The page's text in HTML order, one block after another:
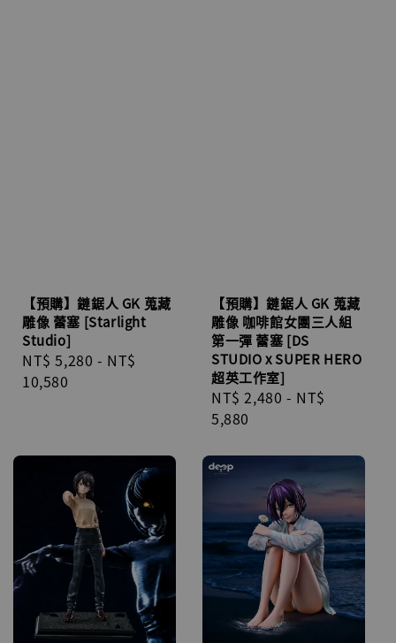
【預購】鏈鋸人 GK 蒐藏
雕像 蕾塞 [Starlight
Studio]
Regular
price
NT$ 5,280 - NT$
10,580
【預購】鏈鋸人 GK 蒐藏
雕像 咖啡館女團三人組
第一彈 蕾塞 [DS
STUDIO x SUPER HERO
超英工作室]
Regular
price
NT$ 2,480 - NT$
5,880